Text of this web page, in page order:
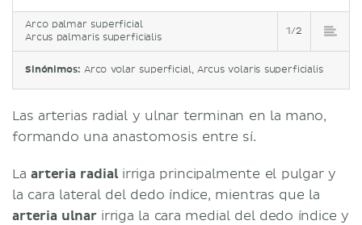
Arco palmar superficial
Arcus palmaris superficialis
1/2
Sinónimos: Arco volar superficial, Arcus volaris superficialis
Las arterias radial y ulnar terminan en la mano,
formando una anastomosis entre sí.
Laarteria radialirriga principalmente el pulgar y
la cara lateral del dedo índice, mientras que la
arteria ulnarirriga la cara medial del dedo índice y